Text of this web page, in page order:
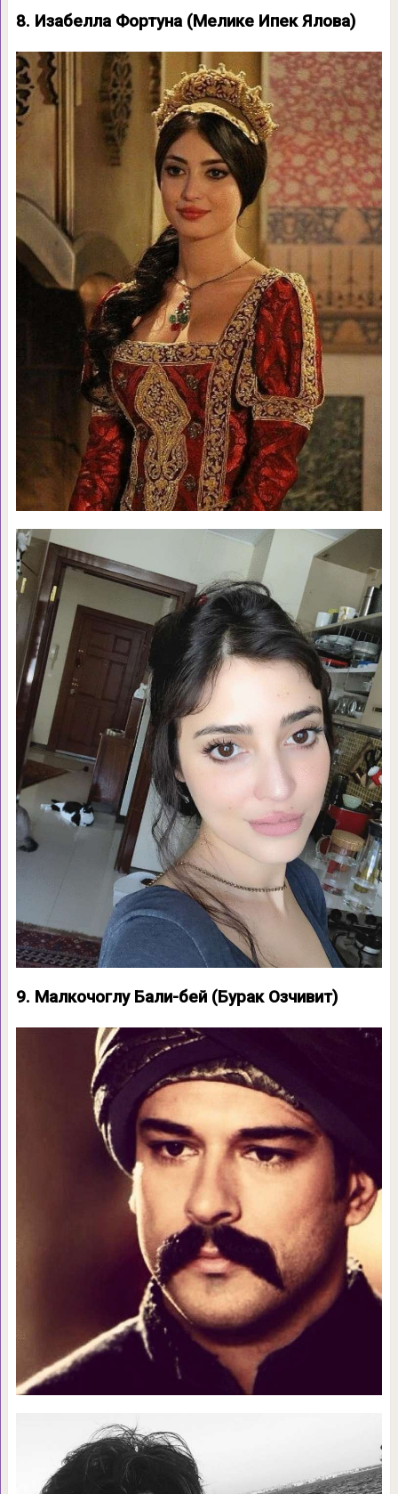
8. Изабелла Фортуна (Мелике Ипек Ялова)
9. Малкочоглу Бали-бей (Бурак Озчивит)